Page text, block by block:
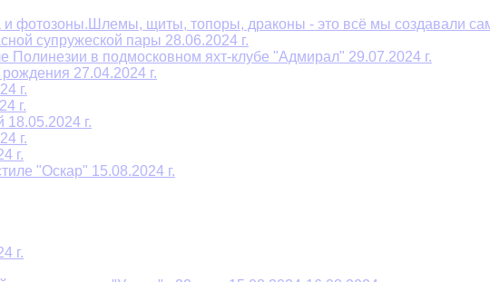
и фотозоны.Шлемы, щиты, топоры, драконы - это всё мы создавали
супружеской пары 28.06.2024 г.
Полинезии в подмосковном яхт-клубе "Адмирал" 29.07.2024 г.
27.04.2024 г.
г.
г.
г.
г.
г.
"Оскар" 15.08.2024 г.
г.